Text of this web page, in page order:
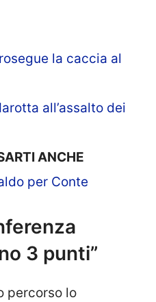
la caccia al
all’assalto dei
ANCHE
per Conte
3 punti”
percorso lo